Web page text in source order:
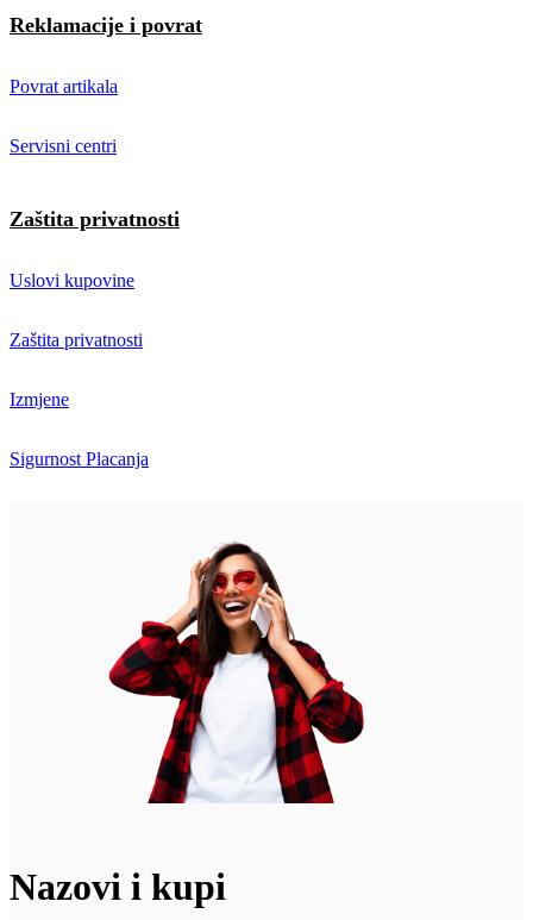
Reklamacije i povrat
Povrat artikala
Servisni centri
Zaštita privatnosti
Uslovi kupovine
Zaštita privatnosti
Izmjene
Sigurnost Placanja
Nazovi i kupi